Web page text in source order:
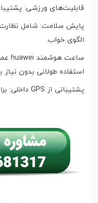
قابلیت‌های ورزشی: پشتیبانی از بیش
پایش سلامت: شامل
الگوی خواب.
استفاده طولانی بدون نیاز
پشتیبانی از GPS داخلی: برای ردیابی دقیق مسیرها.